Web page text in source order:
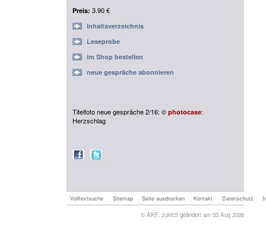
Preis: 3.90 €
Inhaltsverzeichnis
Leseprobe
im Shop bestellen
neue gespräche abonnieren
Titelfoto neue gespräche 2/16: © photocase:
Herzschlag
Volltextsuche Sitemap Seite ausdrucken Kontakt Datenschutz
© AKF, zuletzt geändert am 03 Aug 2026